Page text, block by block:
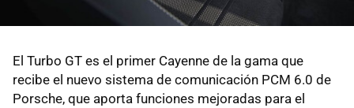
El Turbo GT es el primer Cayenne de la gama que
recibe el nuevo sistema de comunicación PCM 6.0 de
Porsche, que aporta funciones mejoradas para el